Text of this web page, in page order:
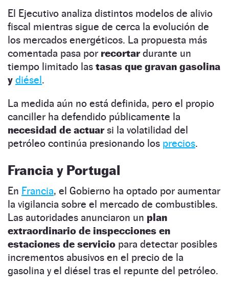
El Ejecutivo analiza distintos modelos de alivio
fiscal mientras sigue de cerca la evolución de
los mercados energéticos. La propuesta más
comentada pasa por recortardurante un
tiempo limitado las tasas que gravan gasolina
y diésel.
La medida aún no está definida, pero el propio
canciller ha defendido públicamente la
necesidad de actuarsi la volatilidad del
petróleo continúa presionando los precios.
Francia y Portugal
En Francia, el Gobierno ha optado por aumentar
la vigilancia sobre el mercado de combustibles.
Las autoridades anunciaron un plan
extraordinario de inspecciones en
estaciones de servicio para detectar posibles
incrementos abusivos en el precio de la
gasolina y el diésel tras el repunte del petróleo.